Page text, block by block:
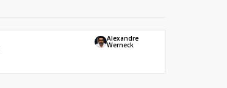
Alexandre
Werneck